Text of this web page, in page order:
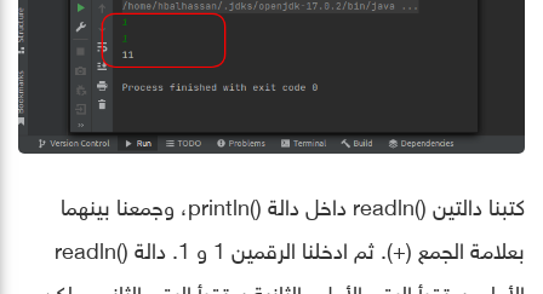
كتبنا دالتين ()readln داخل دالة ()println، وجمعنا بينهما
بعلامة الجمع (+). ثم ادخلنا الرقمين 1 و 1. دالة ()readln